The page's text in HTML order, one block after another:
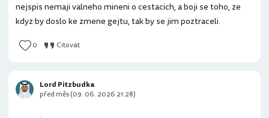
nejspis nemaji valneho mineni o cestacich, a boji se toho, ze
kdyz by doslo ke zmene gejtu, tak by se jim poztraceli.
0 Citovat
Lord Pitzbudka
před měs (09. 06. 2026 21:28)